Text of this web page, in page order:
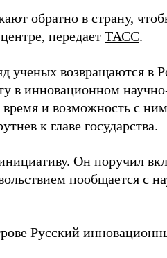
обратно в страну,
передает ТАСС.
ученых возвращаются в
в инновационном
и возможность с
к главе государства.
Он поручил
пообщается с
Русский